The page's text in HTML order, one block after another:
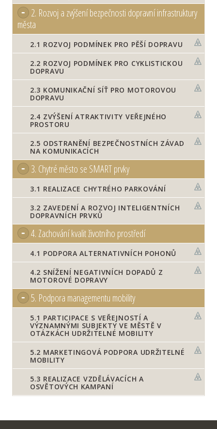
2. Rozvoj a zvýšení bezpečnosti dopravní infrastruktury
města
2.1 ROZVOJ PODMÍNEK PRO PĚŠÍ DOPRAVU
2.2 ROZVOJ PODMÍNEK PRO CYKLISTICKOU
DOPRAVU
2.3 KOMUNIKAČNÍ SÍŤ PRO MOTOROVOU
DOPRAVU
2.4 ZVÝŠENÍ ATRAKTIVITY VEŘEJNÉHO
PROSTORU
2.5 ODSTRANĚNÍ BEZPEČNOSTNÍCH ZÁVAD
NA KOMUNIKACÍCH
3. Chytré město se SMART prvky
3.1 REALIZACE CHYTRÉHO PARKOVÁNÍ
3.2 ZAVEDENÍ A ROZVOJ INTELIGENTNÍCH
DOPRAVNÍCH PRVKŮ
4. Zachování kvalit životního prostředí
4.1 PODPORA ALTERNATIVNÍCH POHONŮ
4.2 SNÍŽENÍ NEGATIVNÍCH DOPADŮ Z
MOTOROVÉ DOPRAVY
5. Podpora managementu mobility
5.1 PARTICIPACE S VEŘEJNOSTÍ A
VÝZNAMNÝMI SUBJEKTY VE MĚSTĚ V
OTÁZKÁCH UDRŽITELNÉ MOBILITY
5.2 MARKETINGOVÁ PODPORA UDRŽITELNÉ
MOBILITY
5.3 REALIZACE VZDĚLÁVACÍCH A
OSVĚTOVÝCH KAMPANÍ